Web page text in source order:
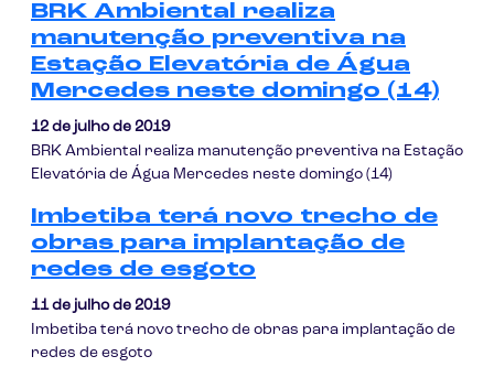
BRK Ambiental realiza
manutenção preventiva na
Estação Elevatória de Água
Mercedes neste domingo (14)
12 de julho de 2019
BRK Ambiental realiza manutenção preventiva na Estação
Elevatória de Água Mercedes neste domingo (14)
Imbetiba terá novo trecho de
obras para implantação de
redes de esgoto
11 de julho de 2019
Imbetiba terá novo trecho de obras para implantação de
redes de esgoto